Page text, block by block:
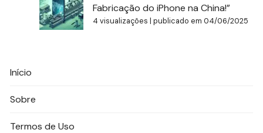
Fabricação do iPhone na China!”
4 visualizações |publicado em 04/06/2025
Início
Sobre
Termos de Uso